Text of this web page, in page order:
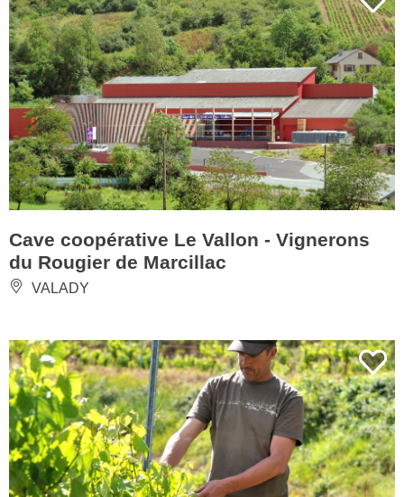
Cave coopérative Le Vallon - Vignerons
du Rougier de Marcillac
VALADY